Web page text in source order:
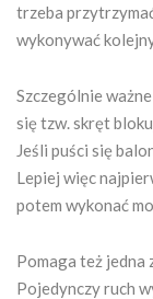
trzeba
wykonywać
Szczególnie
się tzw. skręt
Jeśli puści się
Lepiej więc
potem wykonać
Pomaga też jedna
Pojedynczy ruch